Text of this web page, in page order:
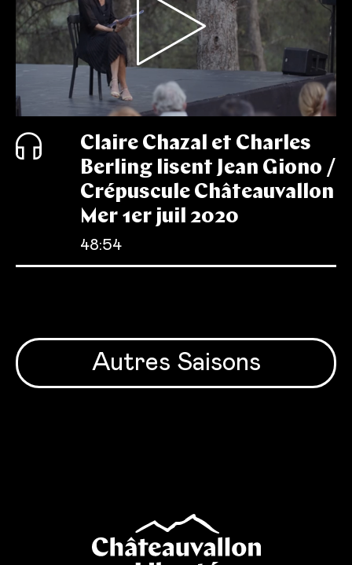
Claire Chazal et Charles
Berling lisent Jean Giono /
Crépuscule Châteauvallon
Mer 1er juil 2020
48:54
Autres Saisons